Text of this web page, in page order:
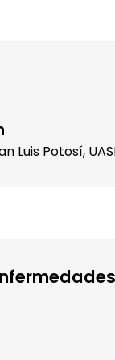
Luis Potosí,